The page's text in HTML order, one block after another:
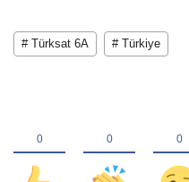
# Türksat 6A # Türkiye